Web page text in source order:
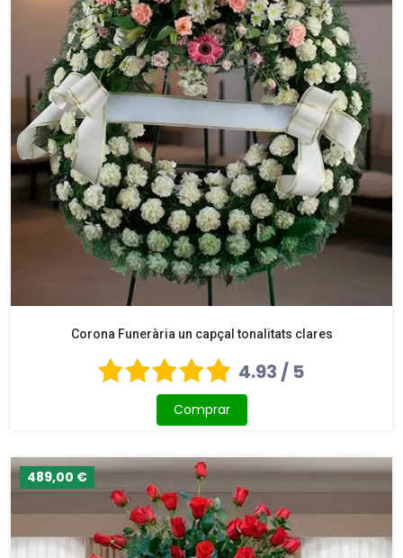
Corona Funerària un capçal tonalitats clares
4.93 / 5
Comprar
489,00 €